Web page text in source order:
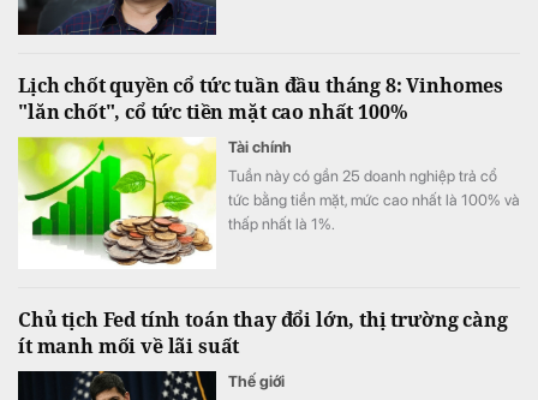
Lịch chốt quyền cổ tức tuần đầu tháng 8: Vinhomes
"lăn chốt", cổ tức tiền mặt cao nhất 100%
Tài chính
Tuần này có gần 25 doanh nghiệp trả cổ
tức bằng tiền mặt, mức cao nhất là 100% và
thấp nhất là 1%.
Chủ tịch Fed tính toán thay đổi lớn, thị trường càng
ít manh mối về lãi suất
Thế giới